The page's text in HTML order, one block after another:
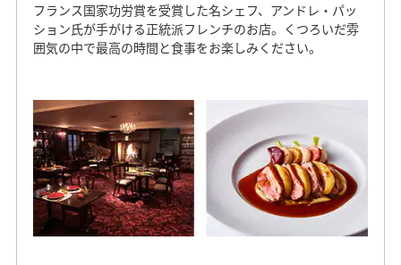
フランス国家功労賞を受賞した名シェフ、アンドレ・パッ
ション氏が手がける正統派フレンチのお店。くつろいだ雰
囲気の中で最高の時間と食事をお楽しみください。